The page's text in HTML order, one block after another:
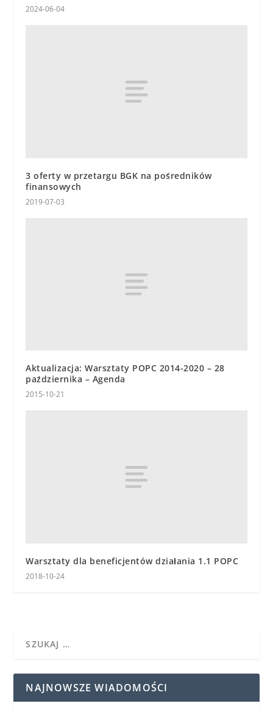
2024-06-04
3 oferty w przetargu BGK na pośredników
finansowych
2019-07-03
Aktualizacja: Warsztaty POPC 2014-2020 – 28
października – Agenda
2015-10-21
Warsztaty dla beneficjentów działania 1.1 POPC
2018-10-24
NAJNOWSZE WIADOMOŚCI